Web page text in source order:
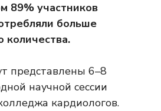
89% участников
больше
количества.
представлены 6–8
научной сессии
кардиологов.